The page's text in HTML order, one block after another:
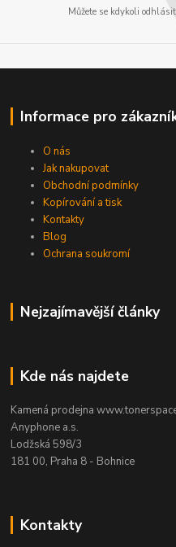
Můžete se kdykoli
Informace pro
O nás
Jak nakupovat
Obchodní podmínky
Kopírování a tisk
Kontakty
Blog
Ochrana soukromí
Nejzajímavější články
Kde nás najdete
Kamená prodejna
Anyphone a.s.
Lodžská 598/3
181 00, Praha 8 - Bohnice
Kontakty